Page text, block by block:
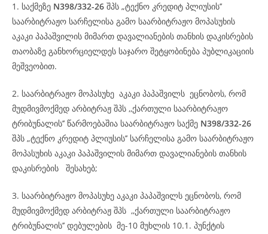
1. საქმეზე N398/332-26 შპს „ტექნო კრედიტ პლიუსის’’
საარბიტრაჟო სარჩელისა გამო საარბიტრაჟო მოპასუხის
აკაკი პაპაშვილის მიმართ დავალიანების თანხის დაკისრების
თაობაზე განხორციელდეს საჯარო შეტყობინება პუბლიკაციის
მეშვეობით.
2. საარბიტრაჟო მოპასუხე აკაკი პაპაშვილს ეცნობოს, რომ
მუდმივმოქმედ არბიტრაჟ შპს ,,ქართული საარბიტრაჟო
ტრიბუნალის’’ წარმოებაშია საარბიტრაჟო საქმე N398/332-26
შპს „ტექნო კრედიტ პლიუსის’’ სარჩელისა გამო საარბიტრაჟო
მოპასუხის აკაკი პაპაშვილის მიმართ დავალიანების თანხის
დაკისრების შესახებ;
3. საარბიტრაჟო მოპასუხე აკაკი პაპაშვილს ეცნობოს, რომ
მუდმივმოქმედ არბიტრაჟ შპს ,,ქართული საარბიტრაჟო
ტრიბუნალის’’ დებულების მე-10 მუხლის 10.1. პუნქტის